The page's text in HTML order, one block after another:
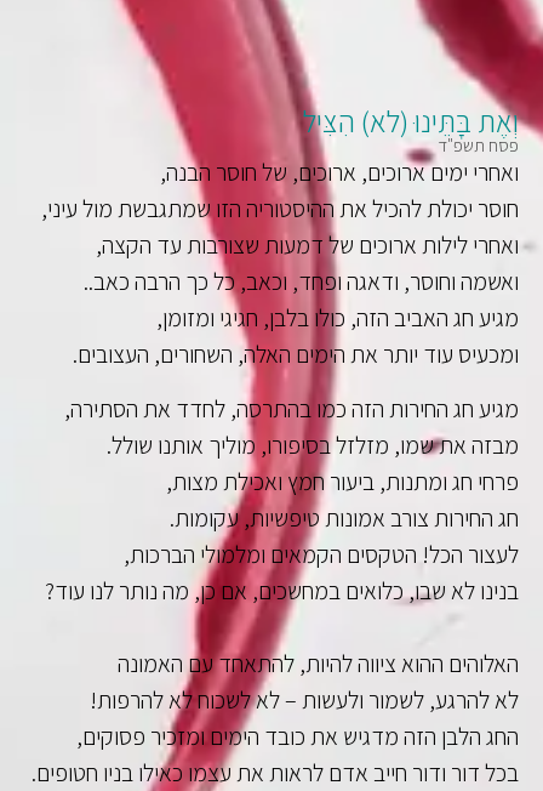
וְאֶת בָּתֵּינוּ (לא) הִצִּיל
פסח תשפ"ד
ואחרי ימים ארוכים, ארוכים, של חוסר הבנה,
חוסר יכולת להכיל את ההיסטוריה הזו שמתגבשת מול עיני,
ואחרי לילות ארוכים של דמעות שצורבות עד הקצה,
ואשמה וחוסר, ודאגה ופחד, וכאב, כל כך הרבה כאב..
מגיע חג האביב הזה, כולו בלבן, חגיגי ומזומן,
ומכעיס עוד יותר את הימים האלה, השחורים, העצובים.
מגיע חג החירות הזה כמו בהתרסה, לחדד את הסתירה,
מבזה את שמו, מזלזל בסיפורו, מוליך אותנו שולל.
פרחי חג ומתנות, ביעור חמץ ואכילת מצות,
חג החירות צורב אמונות טיפשיות, עקומות.
לעצור הכל! הטקסים הקמאים ומלמולי הברכות,
בנינו לא שבו, כלואים במחשכים, אם כן, מה נותר לנו עוד?
האלוהים ההוא ציווה להיות, להתאחד עם האמונה
לא להרגע, לשמור ולעשות – לא לשכוח לא להרפות!
החג הלבן הזה מדגיש את כובד הימים ומזכיר פסוקים,
בכל דור ודור חייב אדם לראות את עצמו כאילו בניו חטופים.